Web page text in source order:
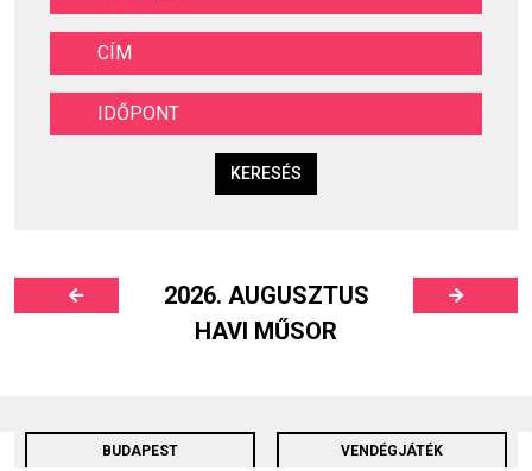
KERESÉS
2026. AUGUSZTUS
HAVI MŰSOR
BUDAPEST VENDÉGJÁTÉK